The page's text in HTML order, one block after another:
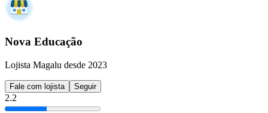
Nova Educação
Lojista Magalu desde 2023
Fale com lojista Seguir
2.2